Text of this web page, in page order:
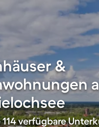
&
verfügbare